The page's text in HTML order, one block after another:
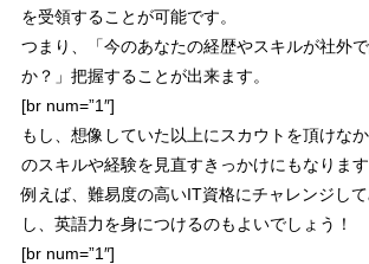
を受領することが可能です。
つまり、
「今のあなたの経歴やスキルが社外
か？ 」把握することが出来ます。
[br num=”1″]
もし、想像していた以上にスカウトを頂けなか
のスキルや経験を見直すきっかけにもなります
例えば、難易度の高いIT資格にチャレンジし
し、英語力を身につけるのもよいでしょう！
[br num=”1″]